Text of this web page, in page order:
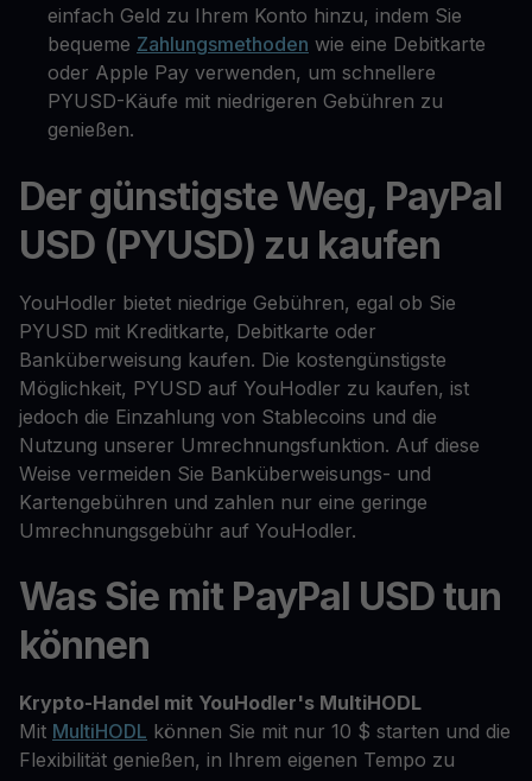
einfach Geld zu Ihrem Konto hinzu, indem Sie
bequeme Zahlungsmethoden wie eine Debitkarte
oder Apple Pay verwenden, um schnellere
PYUSD-Käufe mit niedrigeren Gebühren zu
genießen.
Der günstigste Weg, PayPal
USD (PYUSD) zu kaufen
YouHodler bietet niedrige Gebühren, egal ob Sie
PYUSD mit Kreditkarte, Debitkarte oder
Banküberweisung kaufen. Die kostengünstigste
Möglichkeit, PYUSD auf YouHodler zu kaufen, ist
jedoch die Einzahlung von Stablecoins und die
Nutzung unserer Umrechnungsfunktion. Auf diese
Weise vermeiden Sie Banküberweisungs- und
Kartengebühren und zahlen nur eine geringe
Umrechnungsgebühr auf YouHodler.
Was Sie mit PayPal USD tun
können
Krypto-Handel mit YouHodler's MultiHODL
Mit MultiHODL können Sie mit nur 10 $ starten und die
Flexibilität genießen, in Ihrem eigenen Tempo zu